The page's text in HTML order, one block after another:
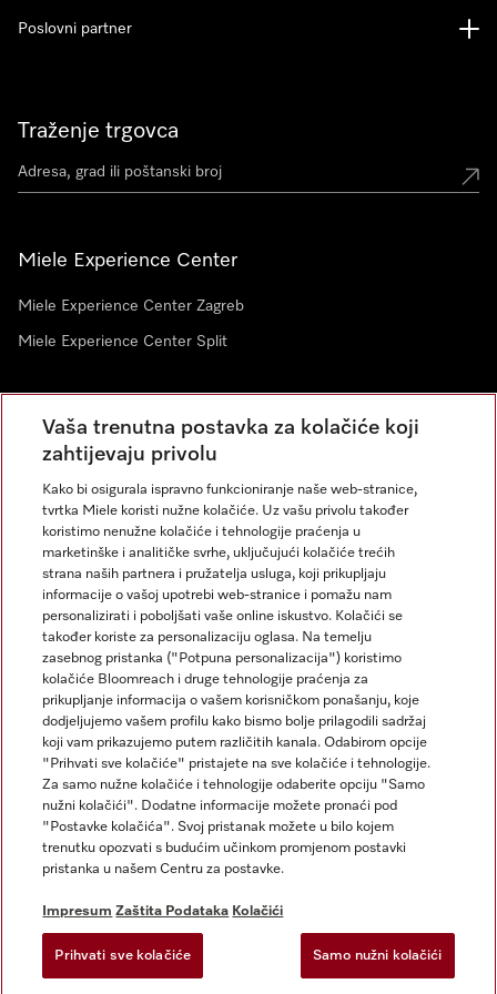
Traženje trgovca
Miele Experience Center
Miele Experience Center Zagreb
Miele Experience Center Split
Newsletter
Poslovni partner
Impresum
Opći uvjeti
Zaštita podataka
Uvjeti Korištenja
Izjava o pristupačnosti
Zakon o digitalnim uslugama
Postavke kolačića
Miele na Instagramu
Miele na Facebooku
Vaša trenutna postavka za kolačiće koji
zahtijevaju privolu
Kako bi osigurala ispravno funkcioniranje naše web-stranice,
tvrtka Miele koristi nužne kolačiće. Uz vašu privolu također
koristimo nenužne kolačiće i tehnologije praćenja u
marketinške i analitičke svrhe, uključujući kolačiće trećih
strana naših partnera i pružatelja usluga, koji prikupljaju
informacije o vašoj upotrebi web-stranice i pomažu nam
personalizirati i poboljšati vaše online iskustvo. Kolačići se
također koriste za personalizaciju oglasa. Na temelju
zasebnog pristanka ("Potpuna personalizacija") koristimo
kolačiće Bloomreach i druge tehnologije praćenja za
prikupljanje informacija o vašem korisničkom ponašanju, koje
dodjeljujemo vašem profilu kako bismo bolje prilagodili sadržaj
koji vam prikazujemo putem različitih kanala. Odabirom opcije
"Prihvati sve kolačiće" pristajete na sve kolačiće i tehnologije.
Za samo nužne kolačiće i tehnologije odaberite opciju "Samo
nužni kolačići". Dodatne informacije možete pronaći pod
"Postavke kolačića". Svoj pristanak možete u bilo kojem
trenutku opozvati s budućim učinkom promjenom postavki
pristanka u našem Centru za postavke.
Impresum Zaštita Podataka Kolačići
Prihvati sve kolačiće Samo nužni kolačići